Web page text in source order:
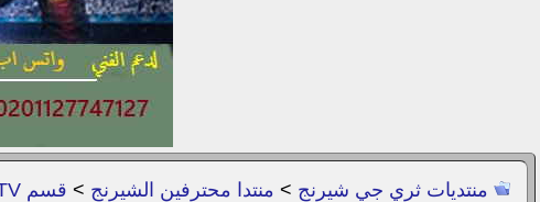
منتديات ثري جي شيرنج > منتدا محترفين الشيرنج > قسم iptv , WebTV